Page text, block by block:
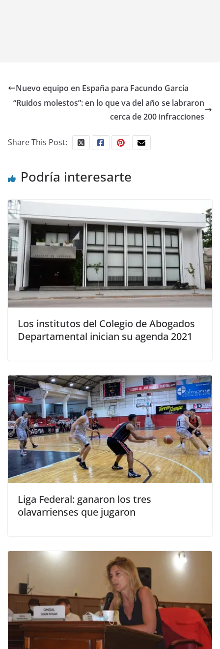
Nuevo equipo en España para Facundo García
“Ruidos molestos”: en lo que va del año se labraron
cerca de 200 infracciones
Share This Post:
Podría interesarte
Los institutos del Colegio de Abogados
Departamental inician su agenda 2021
Liga Federal: ganaron los tres
olavarrienses que jugaron